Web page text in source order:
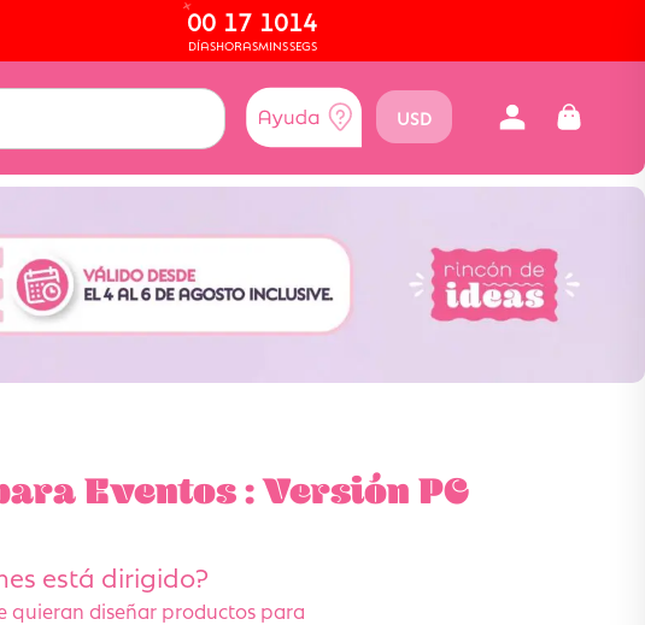
00
DÍAS
17
HORAS
10
MINS
13
SEGS
USD
Eventos : Versión PC
está dirigido?
quieran diseñar productos para